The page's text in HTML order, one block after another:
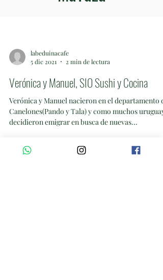
labeduinacafe
5 dic 2021
2 min de lectura
Verónica y Manuel, SIO Sushi y Cocina
Verónica y Manuel nacieron en el departamento
Canelones(Pando y Tala) y como muchos
decidieron emigrar en busca de nuevas...